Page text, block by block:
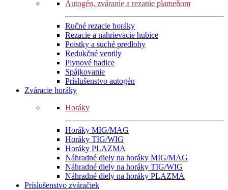
Autogén, zváranie a rezanie plameňom
Ručné rezacie horáky
Rezacie a nahrievacie hubice
Poistky a suché predlohy
Redukčné ventily
Plynové hadice
Spájkovanie
Príslušenstvo autogén
Zváracie horáky
Horáky
Horáky MIG/MAG
Horáky TIG/WIG
Horáky PLAZMA
Náhradné diely na horáky MIG/MAG
Náhradné diely na horáky TIG/WIG
Náhradné diely na horáky PLAZMA
Príslušenstvo zváračiek